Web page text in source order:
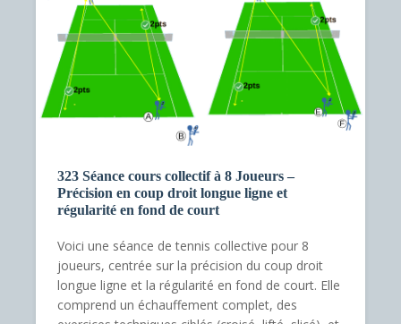
323 Séance cours collectif à 8 Joueurs –
Précision en coup droit longue ligne et
régularité en fond de court
Voici une séance de tennis collective pour 8
joueurs, centrée sur la précision du coup droit
longue ligne et la régularité en fond de court. Elle
comprend un échauffement complet, des